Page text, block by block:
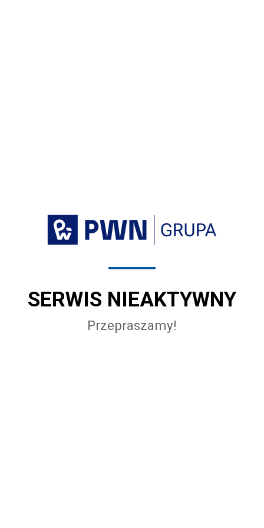
SERWIS NIEAKTYWNY
Przepraszamy!